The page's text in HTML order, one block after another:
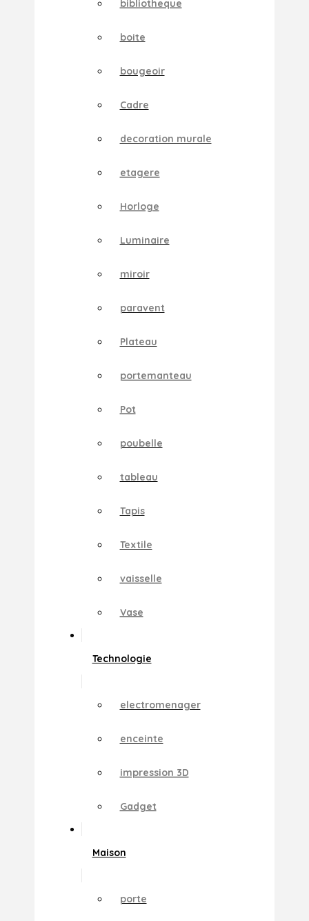
bibliotheque
boite
bougeoir
Cadre
decoration murale
etagere
Horloge
Luminaire
miroir
paravent
Plateau
portemanteau
Pot
poubelle
tableau
Tapis
Textile
vaisselle
Vase
Technologie
electromenager
enceinte
impression 3D
Gadget
Maison
porte